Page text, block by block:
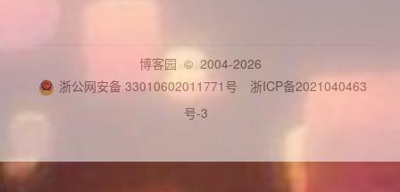
博客园 © 2004-2026
浙公网安备 33010602011771号
浙ICP备2021040463
号-3